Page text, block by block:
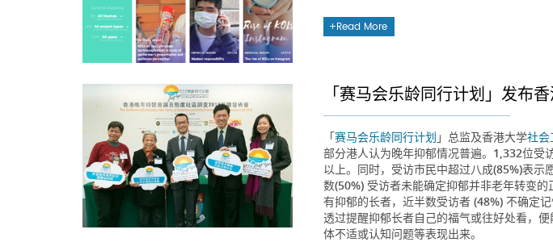
Read More
「赛马会乐龄同行计划」发布
「赛马会乐龄同行计划 」总监及香港大学社会
部分港人认为晚年抑郁情况普遍。1,332位受
以上。同时，受访市民中超过八成(85%)表
数(50%) 受访者未能确定抑郁并非老年转变
有抑郁的长者，近半数受访者 (48%) 不确定
透过提醒抑郁长者自己的福气或往好处看，
体不适或认知问题等表现出来。